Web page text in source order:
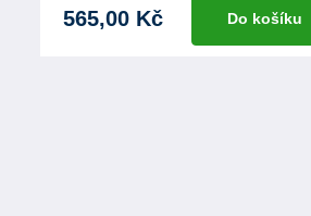
565,00 Kč Do košíku